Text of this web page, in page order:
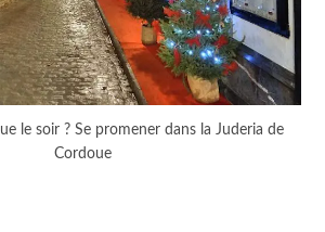
le soir ? Se promener dans la Juderia de
Cordoue